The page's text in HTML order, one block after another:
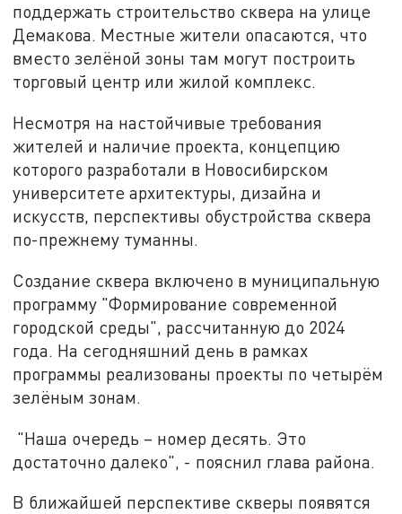
поддержать строительство сквера на улице
Демакова. Местные жители опасаются, что
вместо зелёной зоны там могут построить
торговый центр или жилой комплекс.
Несмотря на настойчивые требования
жителей и наличие проекта, концепцию
которого разработали в Новосибирском
университете архитектуры, дизайна и
искусств, перспективы обустройства сквера
по-прежнему туманны.
Создание сквера включено в муниципальную
программу "Формирование современной
городской среды", рассчитанную до 2024
года. На сегодняшний день в рамках
программы реализованы проекты по четырём
зелёным зонам.
"Наша очередь – номер десять. Это
достаточно далеко", - пояснил глава района.
В ближайшей перспективе скверы появятся